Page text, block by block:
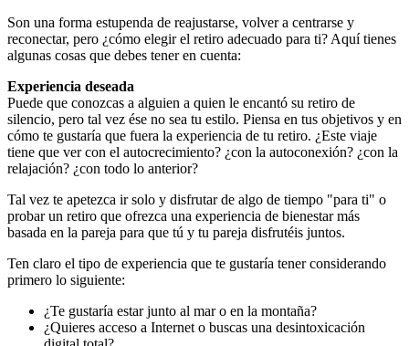
Son una forma estupenda de reajustarse, volver a centrarse y
reconectar, pero ¿cómo elegir el retiro adecuado para ti? Aquí tienes
algunas cosas que debes tener en cuenta:
Experiencia deseada
Puede que conozcas a alguien a quien le encantó su retiro de
silencio, pero tal vez ése no sea tu estilo. Piensa en tus objetivos y en
cómo te gustaría que fuera la experiencia de tu retiro. ¿Este viaje
tiene que ver con el autocrecimiento? ¿con la autoconexión? ¿con la
relajación? ¿con todo lo anterior?
Tal vez te apetezca ir solo y disfrutar de algo de tiempo "para ti" o
probar un retiro que ofrezca una experiencia de bienestar más
basada en la pareja para que tú y tu pareja disfrutéis juntos.
Ten claro el tipo de experiencia que te gustaría tener considerando
primero lo siguiente:
¿Te gustaría estar junto al mar o en la montaña?
¿Quieres acceso a Internet o buscas una desintoxicación